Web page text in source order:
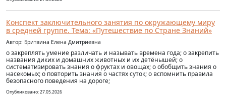
Конспект заключительного занятия по окружающему миру
в средней группе. Тема: «Путешествие по Стране Знаний»
Автор: Бритвина Елена Дмитриевна
o закреплять умение различать и называть времена года; o закрепить
названия диких и домашних животных и их детёнышей; o
систематизировать знания о фруктах и овощах; o обобщить знания о
насекомых; o повторить знания о частях суток; o вспомнить правила
безопасного поведения на дороге;
Опубликовано: 27.05.2026